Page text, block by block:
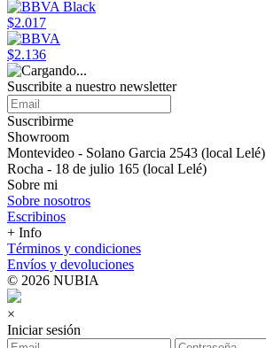
$2.017
$2.136
Suscribite a nuestro newsletter
Suscribirme
Showroom
Montevideo - Solano Garcia 2543 (local Lelé)
Rocha - 18 de julio 165 (local Lelé)
Sobre mi
Sobre nosotros
Escribinos
+ Info
Términos y condiciones
Envíos y devoluciones
© 2026 NUBIA
×
Iniciar sesión